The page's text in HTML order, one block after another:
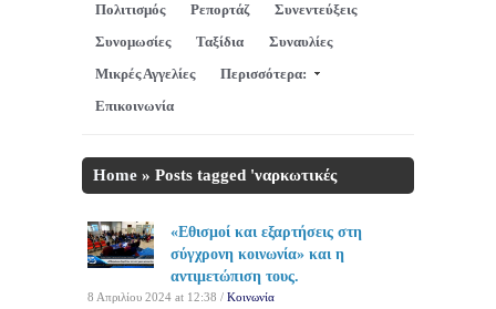
Πολιτισμός
Ρεπορτάζ
Συνεντεύξεις
Συνομωσίες
Ταξίδια
Συναυλίες
Μικρές Αγγελίες
Περισσότερα:
Επικοινωνία
Home » Posts tagged 'ναρκωτικές
«Εθισμοί και εξαρτήσεις στη
σύγχρονη κοινωνία» και η
αντιμετώπιση τους.
8 Απριλίου 2024 at 12:38 / Κοινωνία